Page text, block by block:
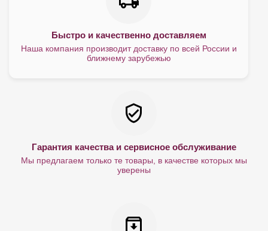
Быстро и качественно доставляем
Наша компания производит доставку по всей России и
ближнему зарубежью
Гарантия качества и сервисное обслуживание
Мы предлагаем только те товары, в качестве которых мы
уверены